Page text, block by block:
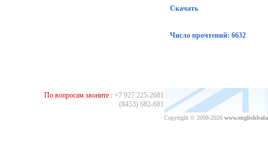
Скачать
Число прочтений: 6632
По вопросам звоните : +7 927 225-2681
(8453) 682-681
Copyright © 2008-2026